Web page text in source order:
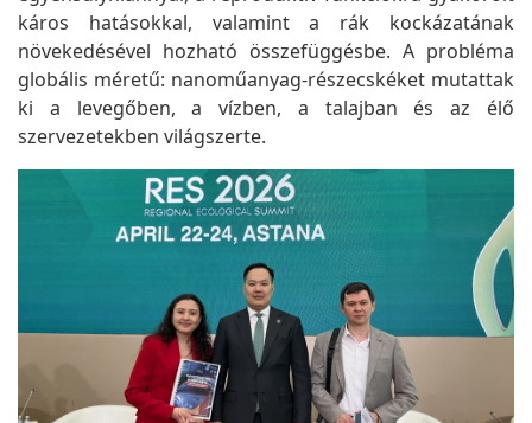
káros hatásokkal, valamint a rák kockázatának
növekedésével hozható összefüggésbe. A probléma
globális méretű: nanoműanyag-részecskéket mutattak
ki a levegőben, a vízben, a talajban és az élő
szervezetekben világszerte.